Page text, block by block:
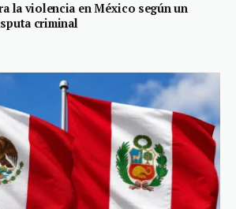
la violencia en México según un
criminal